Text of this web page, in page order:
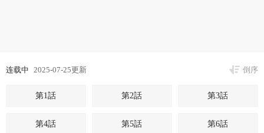
连载中 2025-07-25更新 倒序
第1話 第2話 第3話
第4話 第5話 第6話